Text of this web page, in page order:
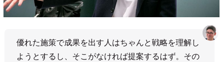
優れた施策で成果を出す人はちゃんと戦略を理解し
ようとするし、そこがなければ提案するはず。その